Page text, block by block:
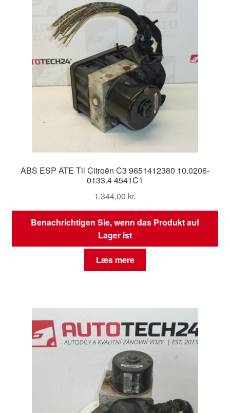
ABS ESP ATE Til Citroën C3 9651412380 10.0206-
0133.4 4541C1
1.344,00 kr.
Benachrichtigen Sie, wenn das Produkt auf
Lager ist
Læs mere